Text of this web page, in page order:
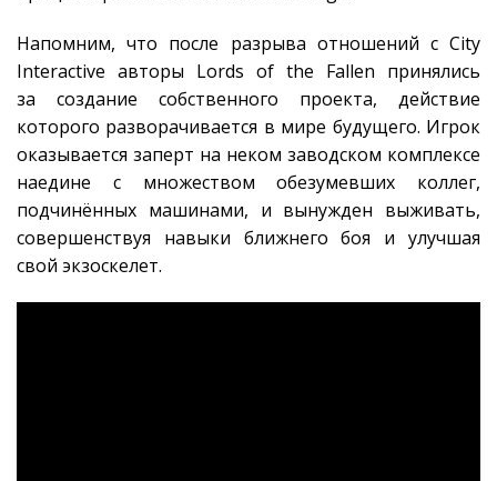
Напомним, что после разрыва отношений с City
Interactive авторы Lords of the Fallen принялись
за создание собственного проекта, действие
которого разворачивается в мире будущего. Игрок
оказывается заперт на неком заводском комплексе
наедине с множеством обезумевших коллег,
подчинённых машинами, и вынужден выживать,
совершенствуя навыки ближнего боя и улучшая
свой экзоскелет.